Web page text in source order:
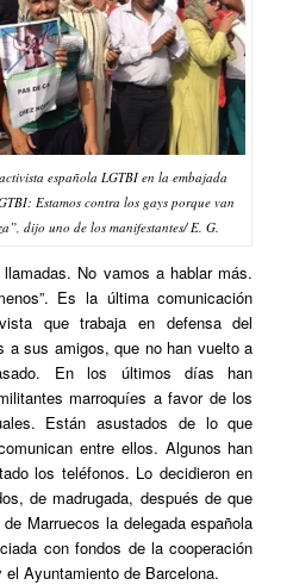
española LGTBI en la embajada
Estamos contra los gays porque van
dijo uno de los manifestantes/ E. G.
No vamos a hablar más.
Es la última comunicación
que trabaja en defensa del
a sus amigos, que no han vuelto a
En los últimos días han
marroquíes a favor de los
Están asustados de lo que
entre ellos. Algunos han
los teléfonos. Lo decidieron en
de madrugada, después de que
Marruecos la delegada española
con fondos de la cooperación
Ayuntamiento de Barcelona.